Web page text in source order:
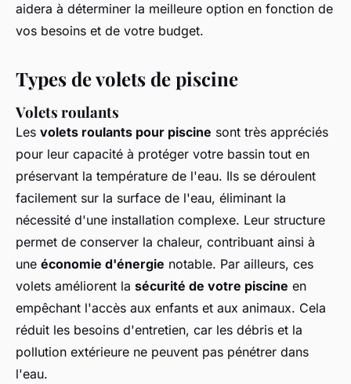
aidera à déterminer la meilleure option en fonction de
vos besoins et de votre budget.
Types de volets de piscine
Volets roulants
Les volets roulants pour piscine sont très appréciés
pour leur capacité à protéger votre bassin tout en
préservant la température de l'eau. Ils se déroulent
facilement sur la surface de l'eau, éliminant la
nécessité d'une installation complexe. Leur structure
permet de conserver la chaleur, contribuant ainsi à
une économie d'énergie notable. Par ailleurs, ces
volets améliorent la sécurité de votre piscine en
empêchant l'accès aux enfants et aux animaux. Cela
réduit les besoins d'entretien, car les débris et la
pollution extérieure ne peuvent pas pénétrer dans
l'eau.